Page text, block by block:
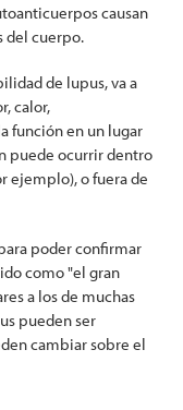
causan
del cuerpo.
de lupus, va a
calor,
función en un lugar
puede ocurrir dentro
ejemplo), o fuera de
poder confirmar
como "el gran
a los de muchas
pueden ser
cambiar sobre el